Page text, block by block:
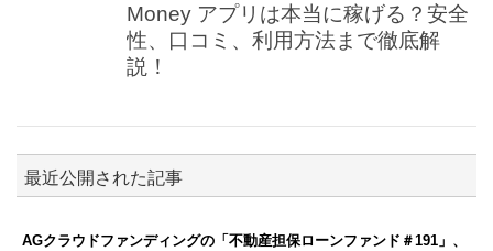
Money アプリは本当に稼げる？安全
性、口コミ、利用方法まで徹底解
説！
最近公開された記事
AGクラウドファンディングの「不動産担保ローンファンド＃191」、